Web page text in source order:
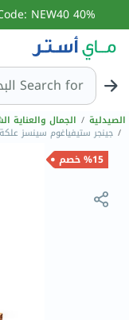
40% off 1st online pharmacy purchase! Code: NEW40
Search for ا
الصيدلية / الجمال والعناية
/ جينجر ستيفياغوم سينسز علكة 30 غ - نكهة القرفة
%15 خصم